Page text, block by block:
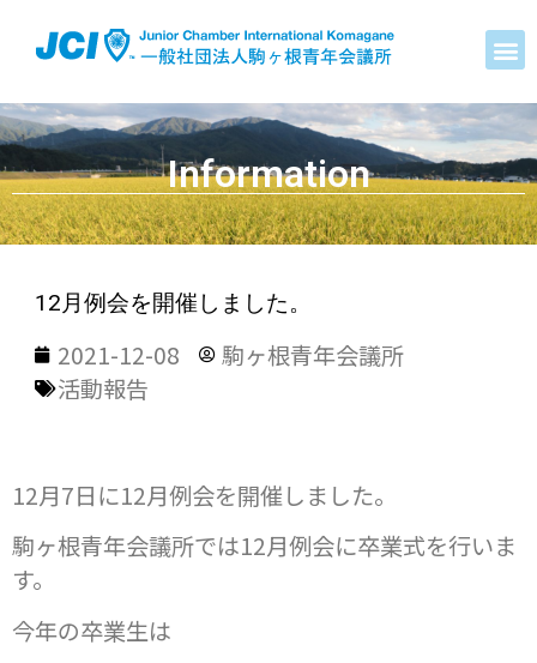
Information
12月例会を開催しました。
2021-12-08
駒ヶ根青年会議所
活動報告
12月7日に12月例会を開催しました。
駒ヶ根青年会議所では12月例会に卒業式を行いま
す。
今年の卒業生は